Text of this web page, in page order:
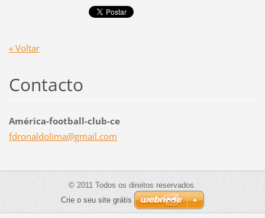
« Voltar
Contacto
América-football-club-ce
fdronaldolima@gmail.com
© 2011 Todos os direitos reservados.
Crie o seu site grátis